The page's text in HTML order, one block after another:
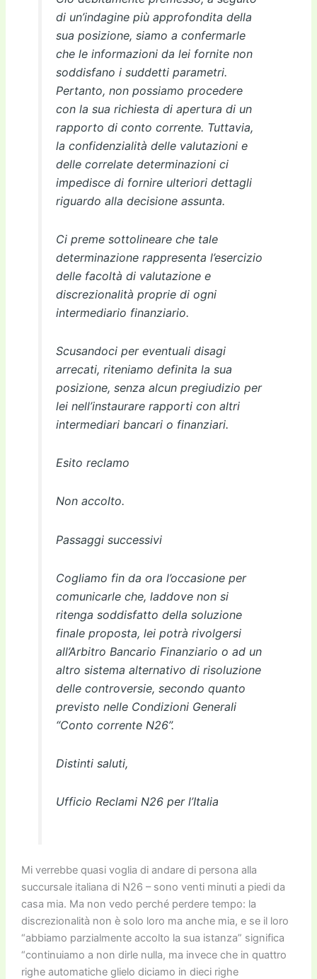
di un’indagine più approfondita della
sua posizione, siamo a confermarle
che le informazioni da lei fornite non
soddisfano i suddetti parametri.
Pertanto, non possiamo procedere
con la sua richiesta di apertura di un
rapporto di conto corrente. Tuttavia,
la confidenzialità delle valutazioni e
delle correlate determinazioni ci
impedisce di fornire ulteriori dettagli
riguardo alla decisione assunta.
Ci preme sottolineare che tale
determinazione rappresenta l’esercizio
delle facoltà di valutazione e
discrezionalità proprie di ogni
intermediario finanziario.
Scusandoci per eventuali disagi
arrecati, riteniamo definita la sua
posizione, senza alcun pregiudizio per
lei nell’instaurare rapporti con altri
intermediari bancari o finanziari.
Esito reclamo
Non accolto.
Passaggi successivi
Cogliamo fin da ora l’occasione per
comunicarle che, laddove non si
ritenga soddisfatto della soluzione
finale proposta, lei potrà rivolgersi
all’Arbitro Bancario Finanziario o ad un
altro sistema alternativo di risoluzione
delle controversie, secondo quanto
previsto nelle Condizioni Generali
“Conto corrente N26”.
Distinti saluti,
Ufficio Reclami N26 per l’Italia
Mi verrebbe quasi voglia di andare di persona alla
succursale italiana di N26 – sono venti minuti a piedi da
casa mia. Ma non vedo perché perdere tempo: la
discrezionalità non è solo loro ma anche mia, e se il loro
“abbiamo parzialmente accolto la sua istanza” significa
“continuiamo a non dirle nulla, ma invece che in quattro
righe automatiche glielo diciamo in dieci righe